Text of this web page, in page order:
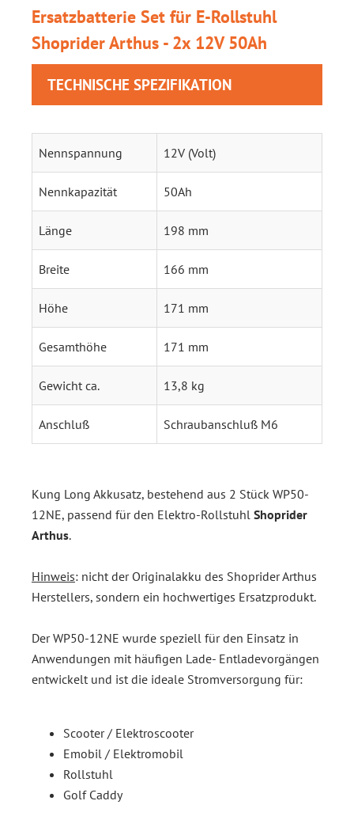
Ersatzbatterie Set für E-Rollstuhl
Shoprider Arthus - 2x 12V 50Ah
TECHNISCHE SPEZIFIKATION
Nennspannung 12V (Volt)
Nennkapazität 50Ah
Länge 198 mm
Breite 166 mm
Höhe 171 mm
Gesamthöhe 171 mm
Gewicht ca. 13,8 kg
Anschluß Schraubanschluß M6
Kung Long Akkusatz, bestehend aus 2 Stück WP50-
12NE, passend für den Elektro-Rollstuhl Shoprider
Arthus.
Hinweis: nicht der Originalakku des Shoprider Arthus
Herstellers, sondern ein hochwertiges Ersatzprodukt.
Der WP50-12NE wurde speziell für den Einsatz in
Anwendungen mit häufigen Lade- Entladevorgängen
entwickelt und ist die ideale Stromversorgung für:
Scooter / Elektroscooter
Emobil / Elektromobil
Rollstuhl
Golf Caddy